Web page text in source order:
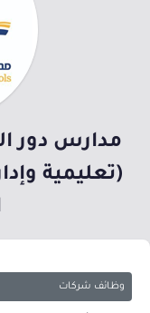
مدارس دور
(تعليمية
وظائف شركات